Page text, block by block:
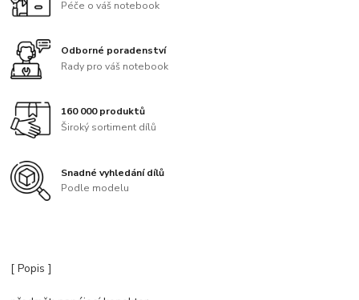
Péče o váš notebook
Odborné poradenství
Rady pro váš notebook
160 000 produktů
Široký sortiment dílů
Snadné vyhledání dílů
Podle modelu
[ Popis ]